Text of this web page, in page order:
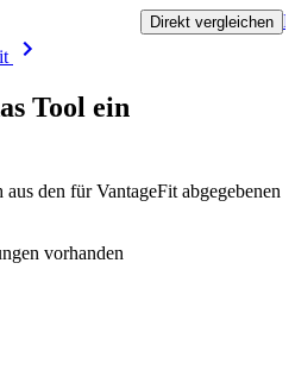
Direkt vergleichen
Tool ein
aus den für VantageFit abgegebenen
vorhanden